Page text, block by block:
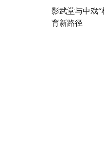
影武堂与中戏
育新路径